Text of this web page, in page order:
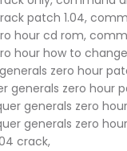
patch 1.04,
hour cd rom,
hour how to
zero hour
generals zero hour
generals zero hour
generals zero
crack,